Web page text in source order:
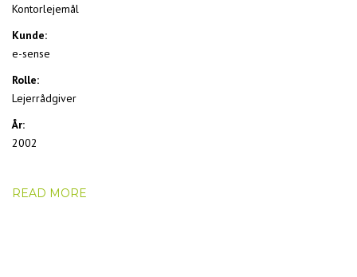
Kontorlejemål
Kunde:
e-sense
Rolle:
Lejerrådgiver
År:
2002
READ MORE